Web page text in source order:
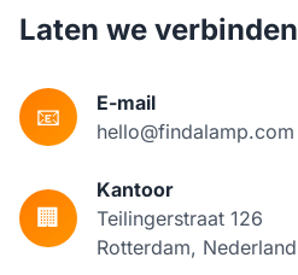
Laten we verbinden
📧
E-mail
hello@findalamp.com
🏢
Kantoor
Teilingerstraat 126
Rotterdam, Nederland